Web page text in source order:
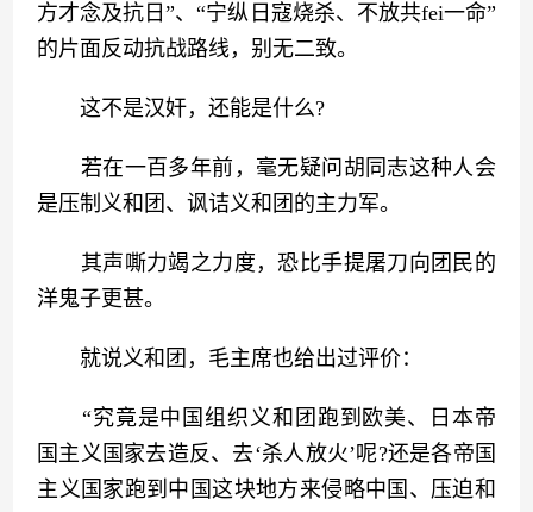
方才念及抗日”、“宁纵日寇烧杀、不放共fei一命”
的片面反动抗战路线，别无二致。
这不是汉奸，还能是什么?
若在一百多年前，毫无疑问胡同志这种人会
是压制义和团、讽诘义和团的主力军。
其声嘶力竭之力度，恐比手提屠刀向团民的
洋鬼子更甚。
就说义和团，毛主席也给出过评价：
“究竟是中国组织义和团跑到欧美、日本帝
国主义国家去造反、去‘杀人放火’呢?还是各帝国
主义国家跑到中国这块地方来侵略中国、压迫和